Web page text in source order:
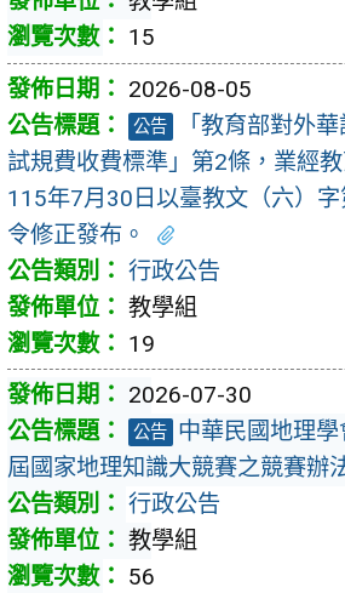
15
2026-08-05
公告
「教育部對外
試規費收費標準」第2條，業經
115年7月30日以臺教文（六）
令修正發布。
行政公告
教學組
19
2026-07-30
公告 中華民國地理
屆國家地理知識大競賽之競賽辦
行政公告
教學組
56